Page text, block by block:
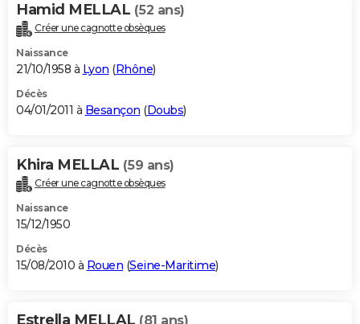
Hamid MELLAL (52 ans)
Créer une cagnotte obsèques
Naissance
21/10/1958 à Lyon (Rhône)
Décès
04/01/2011 à Besançon (Doubs)
Khira MELLAL (59 ans)
Créer une cagnotte obsèques
Naissance
15/12/1950
Décès
15/08/2010 à Rouen (Seine-Maritime)
Estrella MELLAL (81 ans)